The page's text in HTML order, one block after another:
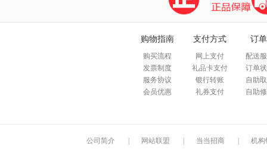
购物指南
购买流程
发票制度
服务协议
会员优惠
支付方式
网上支付
礼品卡支付
银行转账
礼券支付
订
配送
订单
自助
自助
公司简介 网站联盟 当当招商 机构